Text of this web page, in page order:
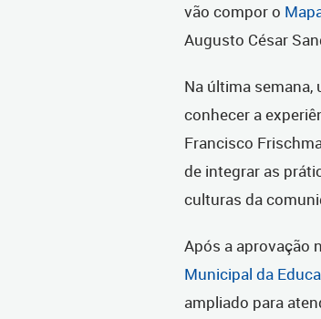
vão compor o
Augusto César
Na última semana,
conhecer a
Francisco
de integrar as
culturas da
Após a aprovação
Municipal da
ampliado para